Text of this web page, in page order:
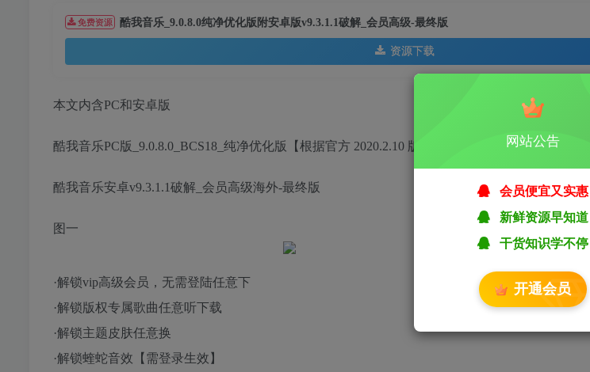
免费资源 酷我音乐_9.0.8.0纯净优化版附安卓版v9.3.1.1破解_会员高级-最终版
资源下载
本文内含PC和安卓版
酷我音乐PC版_9.0.8.0_BCS18_纯净优化版【根据官方 2020.2.10 版制作】
酷我音乐安卓v9.3.1.1破解_会员高级海外-最终版
图一
·解锁vip高级会员，无需登陆任意下
·解锁版权专属歌曲任意听下载
·解锁主题皮肤任意换
·解锁蝰蛇音效【需登录生效】
网站公告
会员便宜又实惠
新鲜资源早知道
干货知识学不停
开通会员